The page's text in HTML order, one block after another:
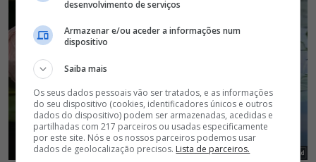
desenvolvimento de serviços
Armazenar e/ou aceder a informações num
dispositivo
Saiba mais
Os seus dados pessoais vão ser tratados, e as informações
do seu dispositivo (cookies, identificadores únicos e outros
dados do dispositivo) podem ser armazenadas, acedidas e
partilhadas com 217 parceiros ou usadas especificamente
por este site. Nós e os nossos parceiros podemos usar
dados de geolocalização precisos. Lista de parceiros.